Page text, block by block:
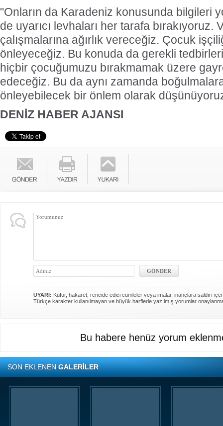
"Onların da Karadeniz konusunda bilgileri
de uyarıcı levhaları her tarafa bırakıyoruz.
çalışmalarına ağırlık vereceğiz. Çocuk
önleyeceğiz. Bu konuda da gerekli
hiçbir çocuğumuzu bırakmamak üzere
edeceğiz. Bu da aynı zamanda
önleyebilecek bir önlem olarak
DENİZ HABER AJANSI
UYARI: Küfür, hakaret, rencide edici cümleler veya imalar, inançlara saldırı
Türkçe karakter kullanılmayan ve büyük harflerle yazılmış yorumlar
Bu habere henüz yorum
SON EKLENENGALERİLER